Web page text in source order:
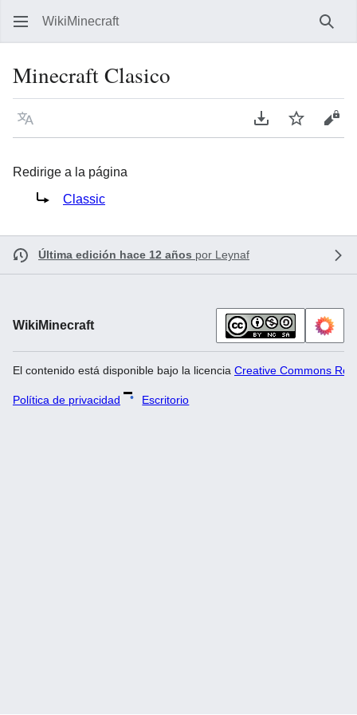
WikiMinecraft
Minecraft Clasico
Idioma Descargar en
VigilarVer
Redirige a la página
Redirige a:Classic
Última edición hace 12 años por Leynaf
WikiMinecraft
El contenido está disponible bajo la licencia Creative Commons
Política de privacidad Escritorio